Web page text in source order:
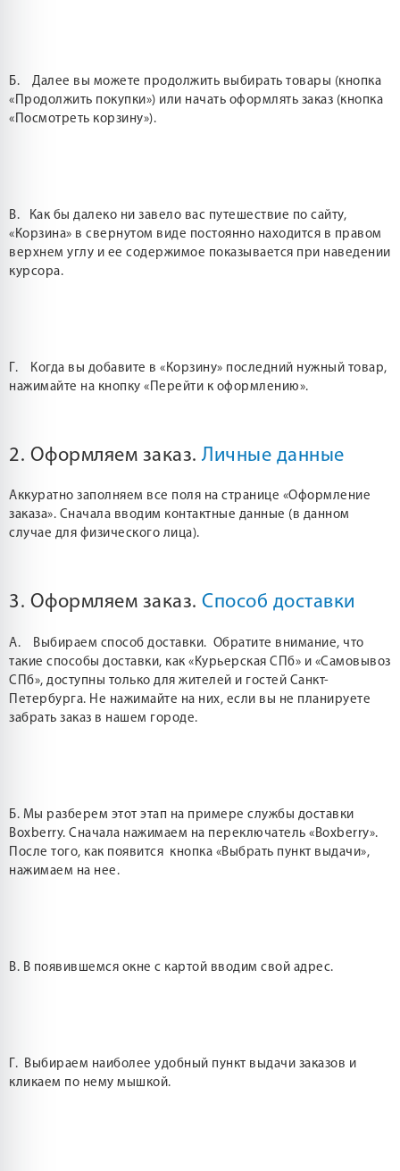
Б. Далее вы можете продолжить выбирать товары (кнопка
«Продолжить покупки») или начать оформлять заказ (кнопка
«Посмотреть корзину»).
В. Как бы далеко ни завело вас путешествие по сайту,
«Корзина» в свернутом виде постоянно находится в правом
верхнем углу и ее содержимое показывается при наведении
курсора.
Г. Когда вы добавите в «Корзину» последний нужный товар,
нажимайте на кнопку «Перейти к оформлению».
2. Оформляем заказ. Личные данные
Аккуратно заполняем все поля на странице «Оформление
заказа». Сначала вводим контактные данные (в данном
случае для физического лица).
3. Оформляем заказ. Способ доставки
А. Выбираем способ доставки. Обратите внимание, что
такие способы доставки, как «Курьерская СПб» и «Самовывоз
СПб», доступны только для жителей и гостей Санкт-
Петербурга. Не нажимайте на них, если вы не планируете
забрать заказ в нашем городе.
Б. Мы разберем этот этап на примере службы доставки
Boxberry. Сначала нажимаем на переключатель «Boxberry».
После того, как появится кнопка «Выбрать пункт выдачи»,
нажимаем на нее.
В. В появившемся окне с картой вводим свой адрес.
Г. Выбираем наиболее удобный пункт выдачи заказов и
кликаем по нему мышкой.